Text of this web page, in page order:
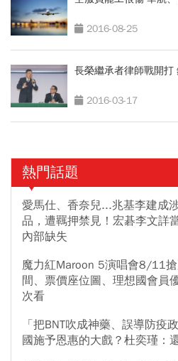
2016-08-25
長榮繼承者律師戰開打
2016-03-17
熱門話題
愛馬仕、香奈兒...兆基李建成
品，遭羈押禁見！宏碁李文詳
內部缺失
魔力紅Maroon 5演唱會8/11
間、票價座位圖、理想國會員
次看
「把BNT吹成神藥、誤導防疫
國施予恩惠的大戲？杜奕瑾：